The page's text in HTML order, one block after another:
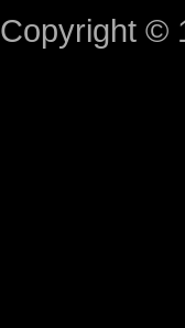
Copyright ©